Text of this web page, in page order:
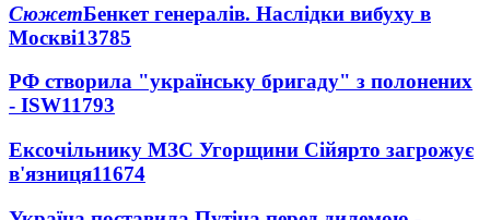
СюжетБенкет генералів. Наслідки вибуху в
Москві13785
РФ створила "українську бригаду" з полонених
- ISW11793
Ексочільнику МЗС Угорщини Сійярто загрожує
в'язниця11674